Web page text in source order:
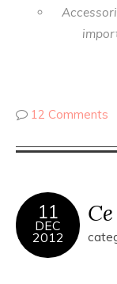
12 Comments
11
DEC
2012